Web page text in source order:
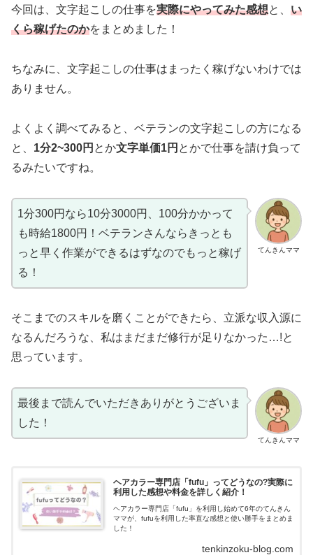
今回は、文字起こしの仕事を実際にやってみた感想と、 い
くら稼げたのかをまとめました！
ちなみに、文字起こしの仕事はまったく稼げないわけでは
ありません。
よくよく調べてみると、ベテランの文字起こしの方になる
と、 1分2~300円 とか文字単価1円 とかで仕事を請け負って
るみたいですね。
てんきんママ
1分300円なら10分3000円、100分かかって
も時給1800円！ベテランさんならきっとも
っと早く作業ができるはずなのでもっと稼げ
る！
そこまでのスキルを磨くことができたら、立派な収入源に
なるんだろうな、私はまだまだ修行が足りなかった…!と
思っています。
てんきんママ
最後まで読んでいただきありがとうございま
した！
ヘアカラー専門店「fufu」ってどうなの?実際に
利用した感想や料金を詳しく紹介！
ヘアカラー専門店「fufu」を利用し始めて6年のてんきん
ママが、fufuを利用した率直な感想と使い勝手をまとめま
した！
tenkinzoku-blog.com